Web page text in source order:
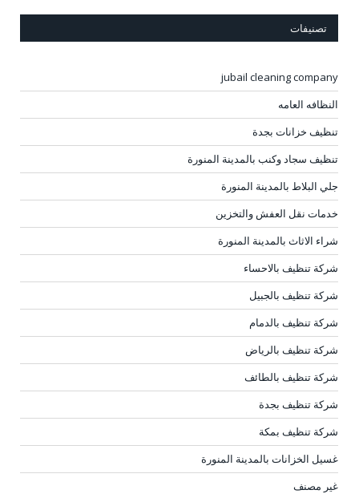
تصنيفات
jubail cleaning company
النظافه العامه
تنظيف خزانات بجدة
تنظيف سجاد وكنب بالمدينة المنورة
جلي البلاط بالمدينة المنورة
خدمات نقل العفش والتخزين
شراء الاثاث بالمدينة المنورة
شركة تنظيف بالاحساء
شركة تنظيف بالجبيل
شركة تنظيف بالدمام
شركة تنظيف بالرياض
شركة تنظيف بالطائف
شركة تنظيف بجدة
شركة تنظيف بمكة
غسيل الخزانات بالمدينة المنورة
غير مصنف